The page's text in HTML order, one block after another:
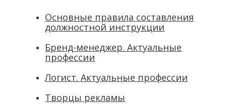
Основные правила составления
должностной инструкции
Бренд-менеджер. Актуальные
профессии
Логист. Актуальные профессии
Творцы рекламы